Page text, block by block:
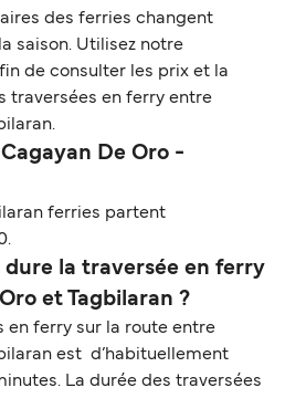
des ferries changent
saison. Utilisez notre
de consulter les prix et la
traversées en ferry entre
De Oro -
ferries partent
la traversée en ferry
et Tagbilaran ?
en ferry sur la route entre
est d’habituellement
La durée des traversées